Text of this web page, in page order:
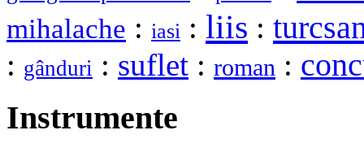
mihalache : iasi : liis :
: gânduri : suflet : roman :
Instrumente